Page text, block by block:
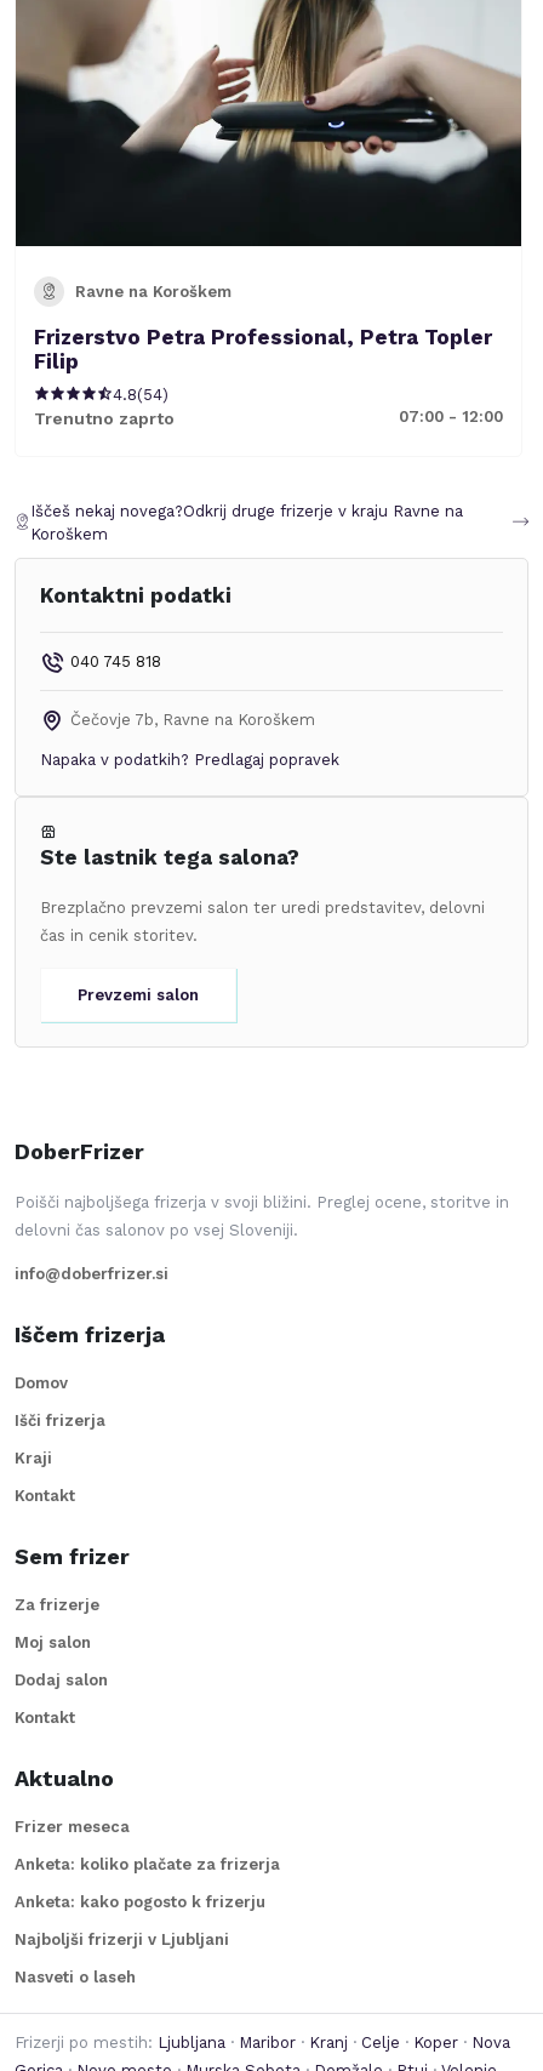
Ravne na Koroškem
Frizerstvo Petra Professional, Petra Topler
Filip
4.8(54)
Trenutno zaprto 07:00 - 12:00
Iščeš nekaj novega?Odkrij druge frizerje v kraju Ravne na
Koroškem
Kontaktni podatki
040 745 818
Čečovje 7b, Ravne na Koroškem
Napaka v podatkih? Predlagaj popravek
Ste lastnik tega salona?
Brezplačno prevzemi salon ter uredi predstavitev, delovni
čas in cenik storitev.
Prevzemi salon
DoberFrizer
Poišči najboljšega frizerja v svoji bližini. Preglej ocene, storitve in
delovni čas salonov po vsej Sloveniji.
info@doberfrizer.si
Iščem frizerja
Domov
Išči frizerja
Kraji
Kontakt
Sem frizer
Za frizerje
Moj salon
Dodaj salon
Kontakt
Aktualno
Frizer meseca
Anketa: koliko plačate za frizerja
Anketa: kako pogosto k frizerju
Najboljši frizerji v Ljubljani
Nasveti o laseh
Frizerji po mestih: Ljubljana · Maribor · Kranj · Celje · Koper · Nova